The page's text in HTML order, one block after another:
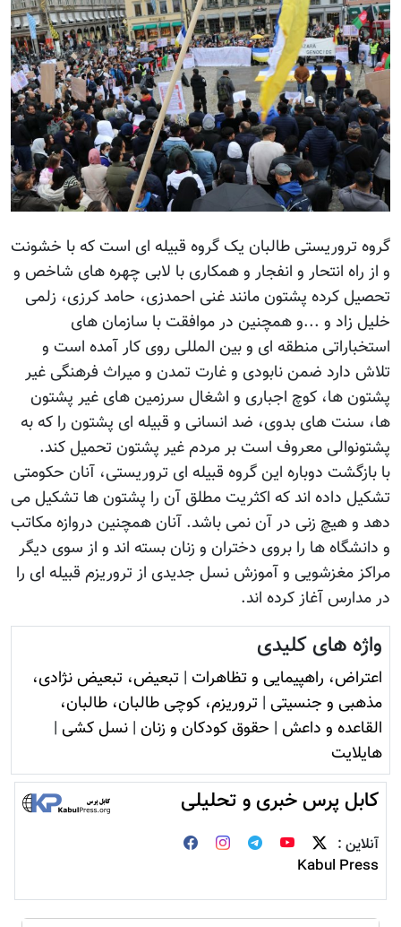
گروه تروریستی طالبان یک گروه قبیله ای است که با خشونت
و از راه انتحار و انفجار و همکاری با لابی چهره های شاخص و
تحصیل کرده پشتون مانند غنی احمدزی، حامد کرزی، زلمی
خلیل زاد و ...و همچنین در موافقت با سازمان های
استخباراتی منطقه ای و بین المللی روی کار آمده است و
تلاش دارد ضمن نابودی و غارت تمدن و میراث فرهنگی غیر
پشتون ها، کوچ اجباری و اشغال سرزمین های غیر پشتون
ها، سنت های بدوی، ضد انسانی و قبیله ای پشتون را که به
پشتونوالی معروف است بر مردم غیر پشتون تحمیل کند.
با بازگشت دوباره این گروه قبیله ای تروریستی، آنان حکومتی
تشکیل داده اند که اکثریت مطلق آن را پشتون ها تشکیل می
دهد و هیچ زنی در آن نمی باشد. آنان همچنین دروازه مکاتب
و دانشگاه ها را بروی دختران و زنان بسته اند و از سوی دیگر
مراکز مغزشویی و آموزش نسل جدیدی از تروریزم قبیله ای را
در مدارس آغاز کرده اند.
واژه های کلیدی
اعتراض، راهپیمایی و تظاهرات | تبعیض، تبعیض نژادی،
مذهبی و جنسیتی | تروريزم، کوچی طالبان، طالبان،
القاعده و داعش | حقوق کودکان و زنان | نسل کشی |
هایلایت
کابل پرس خبری و تحلیلی
آنلاین :
Kabul Press